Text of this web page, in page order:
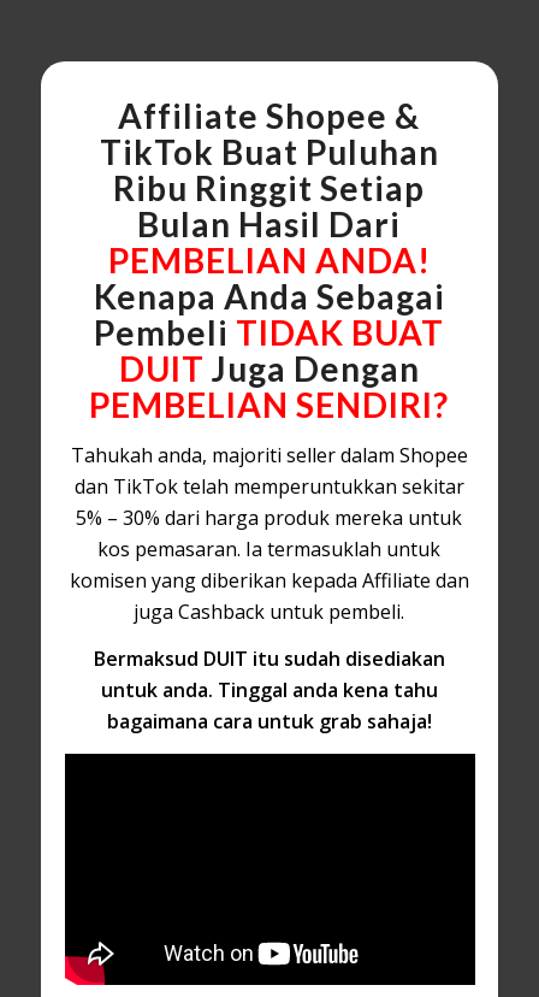
Affiliate Shopee &
TikTok Buat Puluhan
Ribu Ringgit Setiap
Bulan Hasil Dari
PEMBELIAN ANDA!
Kenapa Anda Sebagai
Pembeli TIDAK BUAT
DUIT Juga Dengan
PEMBELIAN SENDIRI?
Tahukah anda, majoriti seller dalam Shopee
dan TikTok telah memperuntukkan sekitar
5% – 30% dari harga produk mereka untuk
kos pemasaran. Ia termasuklah untuk
komisen yang diberikan kepada Affiliate dan
juga Cashback untuk pembeli.
Bermaksud DUIT itu sudah disediakan
untuk anda. Tinggal anda kena tahu
bagaimana cara untuk grab sahaja!